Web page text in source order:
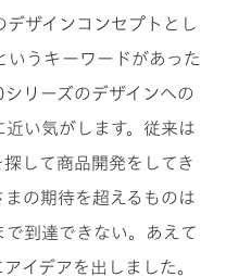
ザインコンセプトとし
うキーワードがあった
リーズのデザインへの
い気がします。従来は
して商品開発をしてき
の期待を超えるものは
到達できない。あえて
イデアを出しました。